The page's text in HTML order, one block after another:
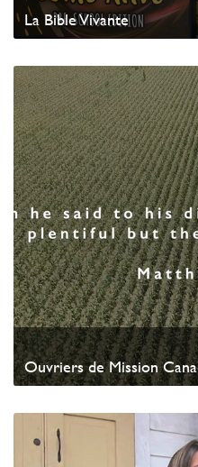
La Bible Vivante
Watch Video
Ouvriers de Mission
Watch Video